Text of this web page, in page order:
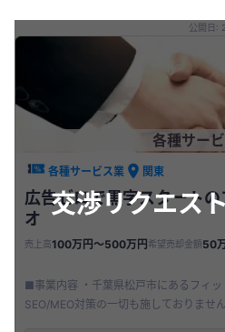
交渉リクエス
公開日:
各種サー
各種サービス業 関東
広告ゼロで黒字スタート
オ
売上高100万円〜500万円 希望売却金額50
■事業内容 ・千葉県松戸市にあるフィッ
SEO/MEO対策の一切も施しておりませ